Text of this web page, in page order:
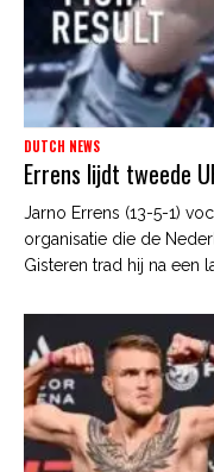
DUTCH NEWS
Errens lijdt tweede
Jarno Errens (13-5-1)
organisatie die de
Gisteren trad hij na een